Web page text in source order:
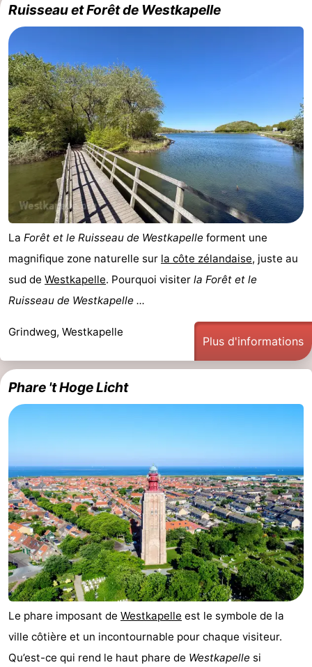
Ruisseau et Forêt de Westkapelle
La Forêt et le Ruisseau de Westkapelle forment une
magnifique zone naturelle sur la côte zélandaise, juste au
sud de Westkapelle. Pourquoi visiter la Forêt et le
Ruisseau de Westkapelle ...
Grindweg, Westkapelle
Plus d'informations
Phare 't Hoge Licht
Le phare imposant de Westkapelle est le symbole de la
ville côtière et un incontournable pour chaque visiteur.
Qu’est-ce qui rend le haut phare de Westkapelle si